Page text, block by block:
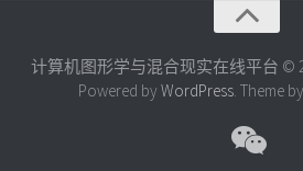
计算机图形学与混合现实在线平台 ©
Powered by WordPress. Theme by